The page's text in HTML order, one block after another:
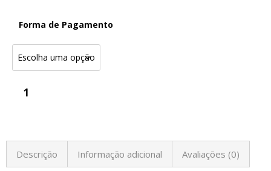
Forma de Pagamento
Descrição Informação adicional Avaliações (0)